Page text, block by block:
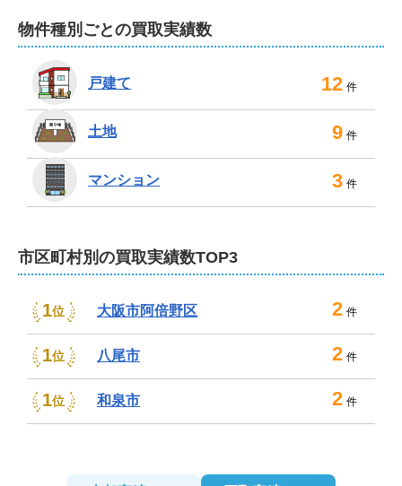
さらに、売却に伴い必要となるさまざまなサービスのご
ご紹介、賃貸物件のご紹介など、必要の際はサポートい
たしますので、お気軽にお申し付けください。
不動産売却は、株式会社大地にお任せくださ
弊社では、司法書士や税理士、土地家屋調査士、建築
家や事故物件売却などの複雑な案件でも安心してお任せ
いただけます。
ご相談や査定は無料。もちろん秘密厳守です。どのよう
なご相談も入口でお断りすることなくお聞きいたしま
す。机上査定だけで判断せず、現地確認を含め可能性を
検討。エリアを限定せず、遠方でも行ける範囲であれば
出張対応もいたします。
で、公正なお取引実現を目指してまいりますので、どの
物件種別ごとの買取実績数
戸建て 12 件
土地 9 件
マンション 3 件
市区町村別の買取実績数TOP3
1位 大阪市阿倍野区 2 件
1位 八尾市 2 件
1位 和泉市 2 件